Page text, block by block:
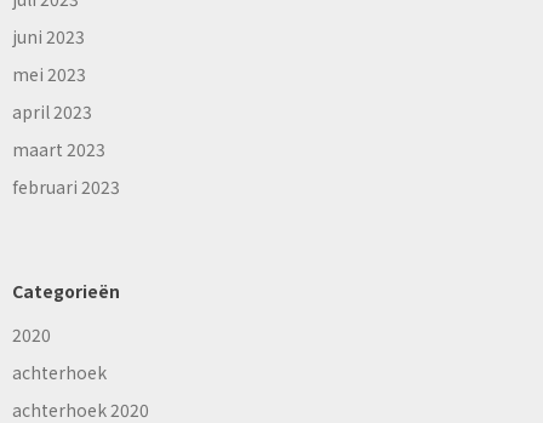
juni 2023
mei 2023
april 2023
maart 2023
februari 2023
Categorieën
2020
achterhoek
achterhoek 2020